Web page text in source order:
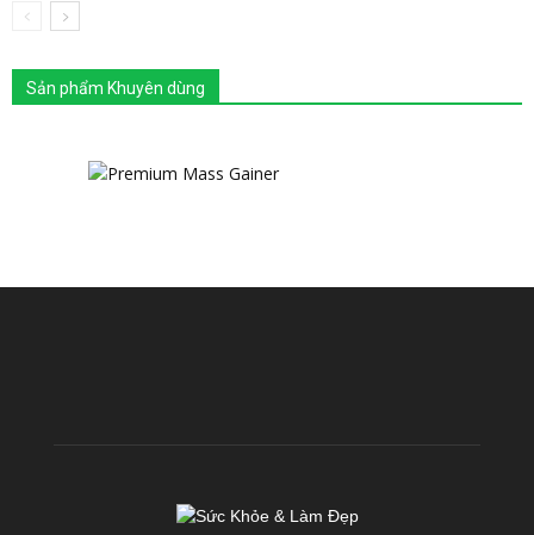
Sản phẩm Khuyên dùng